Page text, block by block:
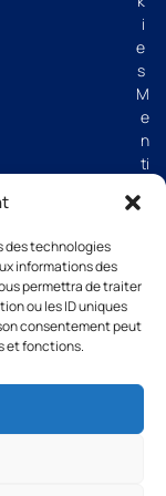
des technologies
informations des
permettra de traiter
ou les ID uniques
consentement peut
et fonctions.
i
e
s
M
e
n
ti
g
e
G